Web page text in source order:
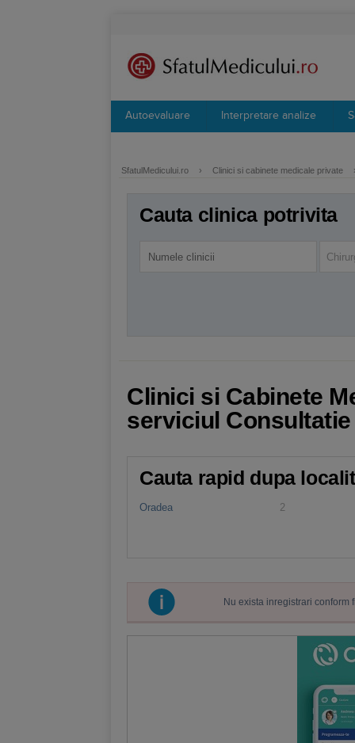
Autoevaluare Interpretare analize
SfatulMedicului.ro › Clinici si cabinete medicale private
Cauta clinica potrivita
Clinici si Cabinete
serviciul
Cauta rapid dupa
Oradea 2
Nu exista inregistrari